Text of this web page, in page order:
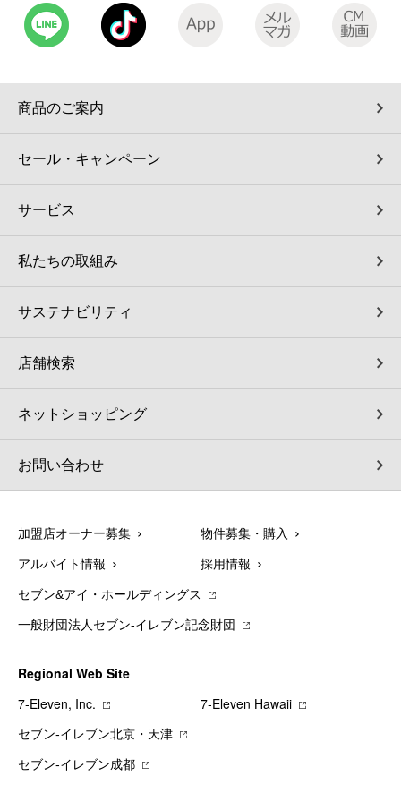
商品のご案内
セール・キャンペーン
サービス
私たちの取組み
サステナビリティ
店舗検索
ネットショッピング
お問い合わせ
加盟店オーナー募集 物件募集・購入
アルバイト情報 採用情報
セブン&アイ・ホールディングス
一般財団法人セブン-イレブン記念財団
Regional Web Site
7‐Eleven, Inc.
7‐Eleven Hawaii
セブン‐イレブン北京・天津
セブン‐イレブン成都